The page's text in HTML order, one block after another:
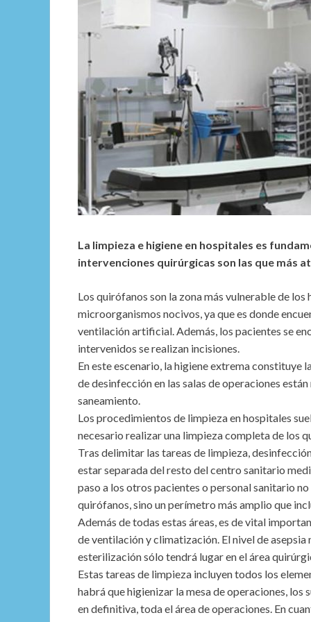
La limpieza e higiene en hospitales es
intervenciones quirúrgicas son las que más
Los quirófanos son la zona más vulnerable de
microorganismos nocivos, ya que es donde
ventilación artificial. Además, los pacientes se
intervenidos se realizan incisiones.
En este escenario, la higiene extrema constituye
de desinfección en las salas de operaciones
saneamiento.
Los procedimientos de limpieza en hospitales
necesario realizar una limpieza completa de los
Tras delimitar las tareas de limpieza,
estar separada del resto del centro sanitario
paso a los otros pacientes o personal sanitario
quirófanos, sino un perímetro más amplio que
Además de todas estas áreas, es de vital
de ventilación y climatización. El nivel de asepsia
esterilización sólo tendrá lugar en el área
Estas tareas de limpieza incluyen todos los
habrá que higienizar la mesa de operaciones, los
en definitiva, toda el área de operaciones. En